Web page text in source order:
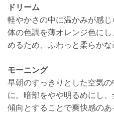
ドリーム
軽やかさの中に温かみが感
体の色調を薄オレンジ色に
めるため、ふわっと柔らかな
モーニング
早朝のすっきりとした空気
に。暗部をやや明るめにし
傾向とすることで爽快感のあ